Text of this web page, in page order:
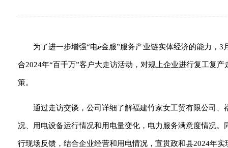
为了进一步增强“电e金服”服务产业链实体经济的能力，
合2024年“百千万”客户大走访活动，对规上企业进行复工复
策。
通过走访交谈，公司详细了解福建竹家女工贸有限公司
况、用电设备运行情况和用电量变化，电力服务满意度情况
行现场反馈，结合企业经营和用电情况，宣贯政和县2024年